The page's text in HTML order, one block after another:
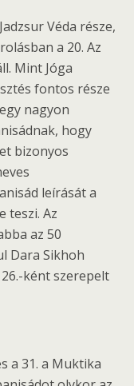
Véda része,
a 20. Az
Mint Jóga
fontos része
nagyon
hogy
bizonyos
leírását a
teszi. Az
az 50
Dara Sikhoh
ként szerepelt
a 31. a Muktika